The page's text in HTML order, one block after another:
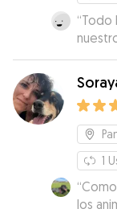
“Todo
1
“
los